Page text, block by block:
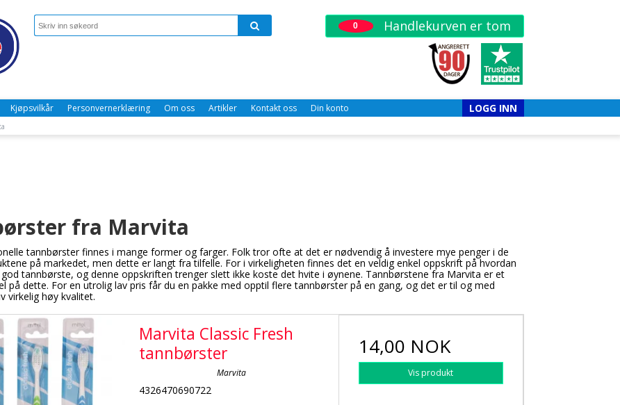
0 Handlekurven er tom
Kjøpsvilkår Personvernerklæring Om oss Artikler Kontakt oss Din konto LOGG INN
fra Marvita
tannbørster finnes i mange former og farger. Folk tror ofte at det er nødvendig å investere mye penger i de
på markedet, men dette er langt fra tilfelle. For i virkeligheten finnes det en veldig enkel oppskrift på hvordan
tannbørste, og denne oppskriften trenger slett ikke koste det hvite i øynene. Tannbørstene fra Marvita er et
på dette. For en utrolig lav pris får du en pakke med opptil flere tannbørster på en gang, og det er til og med
virkelig høy kvalitet.
Marvita Classic Fresh
tannbørster
Marvita
4326470690722
14,00 NOK
Vis produkt